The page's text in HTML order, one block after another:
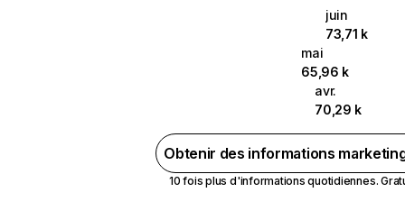
juin
73,71 k
mai
65,96 k
avr.
70,29 k
Obtenir des informations
10 fois plus d'informations quotidiennes.